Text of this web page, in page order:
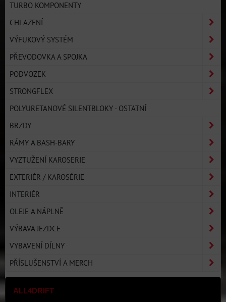
TURBO KOMPONENTY
CHLAZENÍ
VÝFUKOVÝ SYSTÉM
PŘEVODOVKA A SPOJKA
PODVOZEK
STRONGFLEX
POLYURETANOVÉ SILENTBLOKY - OSTATNÍ
BRZDY
RÁMY A BASH-BARY
VYZTUŽENÍ KAROSERIE
EXTERIÉR / KAROSÉRIE
INTERIÉR
OLEJE A NÁPLNĚ
VÝBAVA JEZDCE
VYBAVENÍ DÍLNY
PŘÍSLUŠENSTVÍ A MERCH
ALL4DRIFT